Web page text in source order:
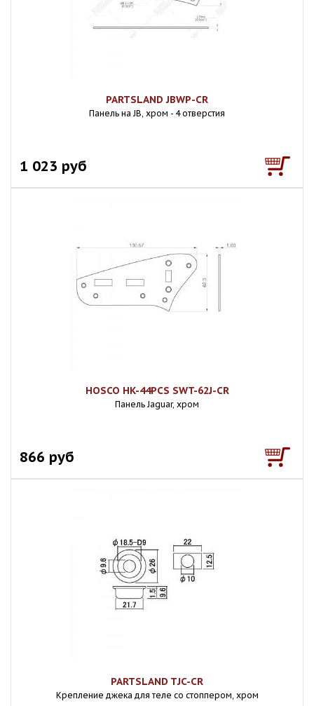
PARTSLAND JBWP-CR
Панель на JB, хром - 4 отверстия
1 023 руб
HOSCO HK-44PCS SWT-62J-CR
Панель Jaguar, хром
866 руб
PARTSLAND TJC-CR
Крепление джека для теле со стоппером, хром